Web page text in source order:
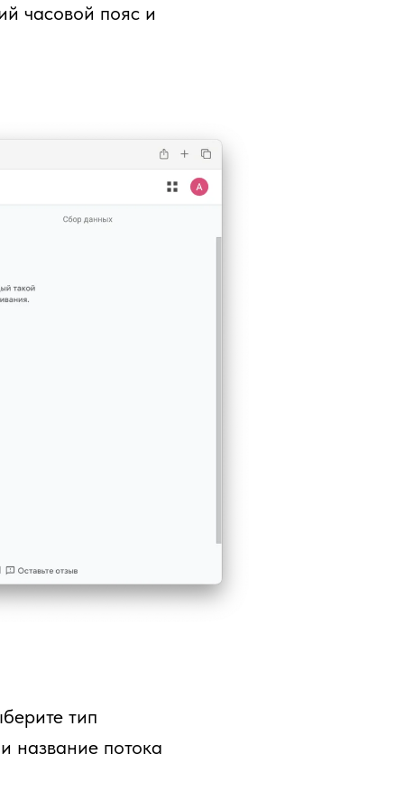
часовой пояс и
тип
название потока